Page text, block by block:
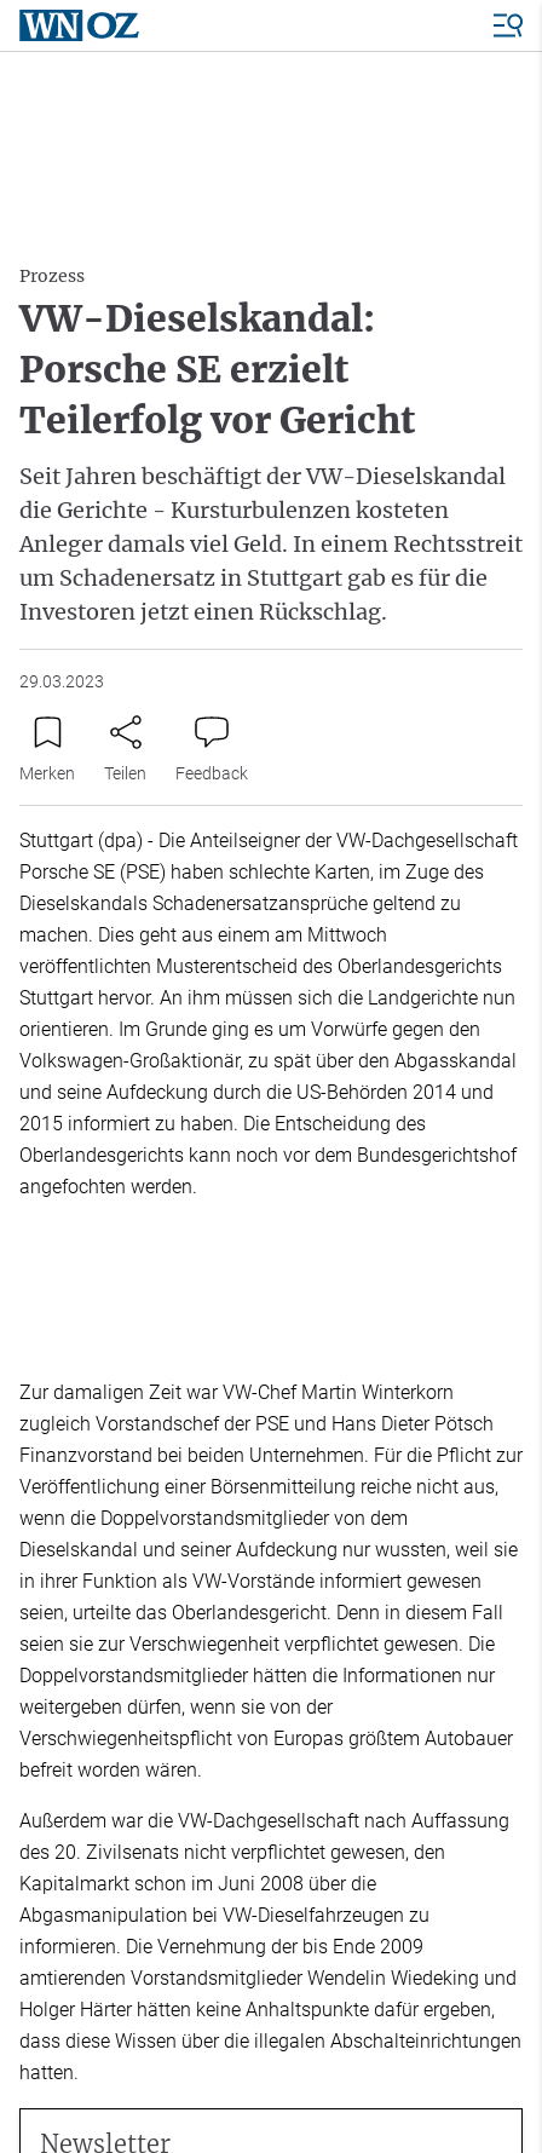
Prozess
VW-Dieselskandal:
Porsche SE erzielt
Teilerfolg vor Gericht
Seit Jahren beschäftigt der VW-Dieselskandal
die Gerichte - Kursturbulenzen kosteten
Anleger damals viel Geld. In einem Rechtsstreit
um Schadenersatz in Stuttgart gab es für die
Investoren jetzt einen Rückschlag.
29.03.2023
Merken Teilen Feedback
Stuttgart (dpa) - Die Anteilseigner der VW-Dachgesellschaft
Porsche SE (PSE) haben schlechte Karten, im Zuge des
Dieselskandals Schadenersatzansprüche geltend zu
machen. Dies geht aus einem am Mittwoch
veröffentlichten Musterentscheid des Oberlandesgerichts
Stuttgart hervor. An ihm müssen sich die Landgerichte nun
orientieren. Im Grunde ging es um Vorwürfe gegen den
Volkswagen-Großaktionär, zu spät über den Abgasskandal
und seine Aufdeckung durch die US-Behörden 2014 und
2015 informiert zu haben. Die Entscheidung des
Oberlandesgerichts kann noch vor dem Bundesgerichtshof
angefochten werden.
Zur damaligen Zeit war VW-Chef Martin Winterkorn
zugleich Vorstandschef der PSE und Hans Dieter Pötsch
Finanzvorstand bei beiden Unternehmen. Für die Pflicht zur
Veröffentlichung einer Börsenmitteilung reiche nicht aus,
wenn die Doppelvorstandsmitglieder von dem
Dieselskandal und seiner Aufdeckung nur wussten, weil sie
in ihrer Funktion als VW-Vorstände informiert gewesen
seien, urteilte das Oberlandesgericht. Denn in diesem Fall
seien sie zur Verschwiegenheit verpflichtet gewesen. Die
Doppelvorstandsmitglieder hätten die Informationen nur
weitergeben dürfen, wenn sie von der
Verschwiegenheitspflicht von Europas größtem Autobauer
befreit worden wären.
Außerdem war die VW-Dachgesellschaft nach Auffassung
des 20. Zivilsenats nicht verpflichtet gewesen, den
Kapitalmarkt schon im Juni 2008 über die
Abgasmanipulation bei VW-Dieselfahrzeugen zu
informieren. Die Vernehmung der bis Ende 2009
amtierenden Vorstandsmitglieder Wendelin Wiedeking und
Holger Härter hätten keine Anhaltspunkte dafür ergeben,
dass diese Wissen über die illegalen Abschalteinrichtungen
hatten.
Newsletter